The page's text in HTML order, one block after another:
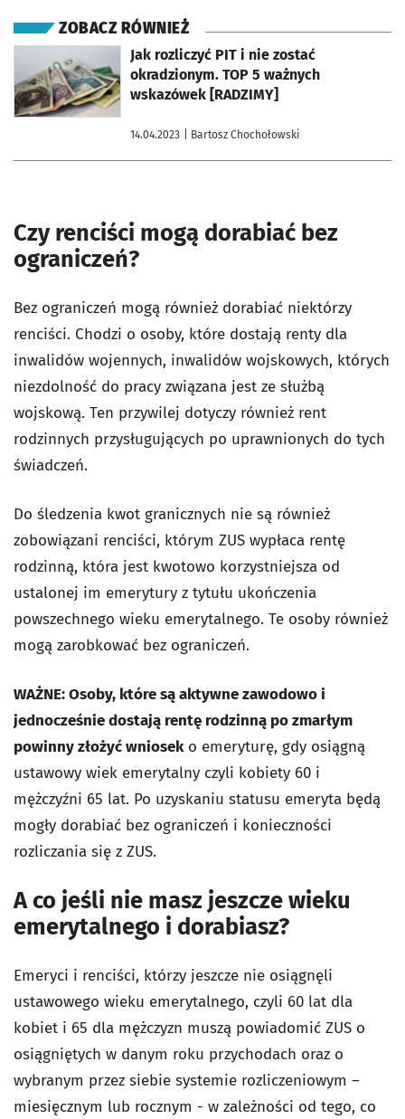
ZOBACZ RÓWNIEŻ
Jak rozliczyć PIT i nie zostać
okradzionym. TOP 5 ważnych
wskazówek [RADZIMY]
14.04.2023 | Bartosz Chochołowski
otworzy się w nowej karcie
Czy renciści mogą dorabiać bez
ograniczeń?
Bez ograniczeń mogą również dorabiać niektórzy
renciści. Chodzi o osoby, które dostają renty dla
inwalidów wojennych, inwalidów wojskowych, których
niezdolność do pracy związana jest ze służbą
wojskową. Ten przywilej dotyczy również rent
rodzinnych przysługujących po uprawnionych do tych
świadczeń.
Do śledzenia kwot granicznych nie są również
zobowiązani renciści, którym ZUS wypłaca rentę
rodzinną, która jest kwotowo korzystniejsza od
ustalonej im emerytury z tytułu ukończenia
powszechnego wieku emerytalnego. Te osoby również
mogą zarobkować bez ograniczeń.
WAŻNE: Osoby, które są aktywne zawodowo i
jednocześnie dostają rentę rodzinną po zmarłym
powinny złożyć wnioseko emeryturę, gdy osiągną
ustawowy wiek emerytalny czyli kobiety 60 i
mężczyźni 65 lat. Po uzyskaniu statusu emeryta będą
mogły dorabiać bez ograniczeń i konieczności
rozliczania się z ZUS.
A co jeśli nie masz jeszcze wieku
emerytalnego i dorabiasz?
Emeryci i renciści, którzy jeszcze nie osiągnęli
ustawowego wieku emerytalnego, czyli 60 lat dla
kobiet i 65 dla mężczyzn muszą powiadomić ZUS o
osiągniętych w danym roku przychodach oraz o
wybranym przez siebie systemie rozliczeniowym –
miesięcznym lub rocznym - w zależności od tego, co